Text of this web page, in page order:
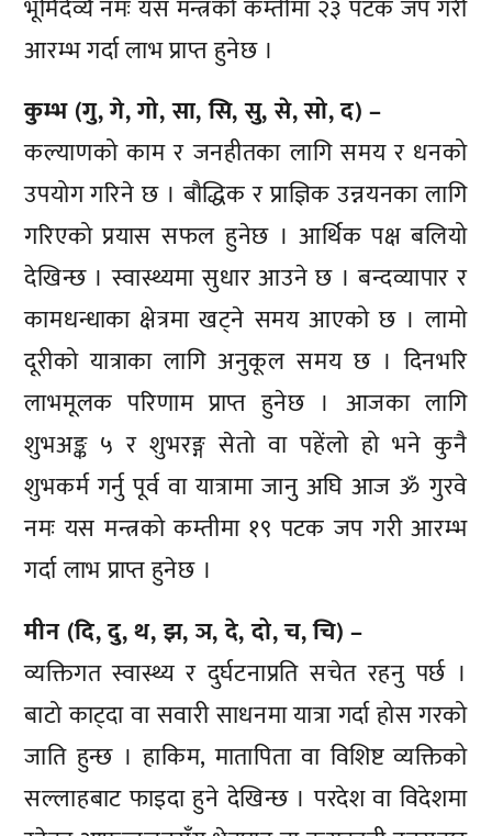
भूमिदेव्यै नमः यस मन्त्रको कम्तीमा २३ पटक जप गरी
आरम्भ गर्दा लाभ प्राप्त हुनेछ ।
कुम्भ (गु, गे, गो, सा, सि, सु, से, सो, द) –
कल्याणको काम र जनहीतका लागि समय र धनको
उपयोग गरिने छ । बौद्धिक र प्राज्ञिक उन्नयनका लागि
गरिएको प्रयास सफल हुनेछ । आर्थिक पक्ष बलियो
देखिन्छ । स्वास्थ्यमा सुधार आउने छ । बन्दव्यापार र
कामधन्धाका क्षेत्रमा खट्ने समय आएको छ । लामो
दूरीको यात्राका लागि अनुकूल समय छ । दिनभरि
लाभमूलक परिणाम प्राप्त हुनेछ । आजका लागि
शुभअङ्क ५ र शुभरङ्ग सेतो वा पहेंलो हो भने कुनै
शुभकर्म गर्नु पूर्व वा यात्रामा जानु अघि आज ॐ गुरवे
नमः यस मन्त्रको कम्तीमा १९ पटक जप गरी आरम्भ
गर्दा लाभ प्राप्त हुनेछ ।
मीन (दि, दु, थ, झ, ञ, दे, दो, च, चि) –
व्यक्तिगत स्वास्थ्य र दुर्घटनाप्रति सचेत रहनु पर्छ ।
बाटो काट्दा वा सवारी साधनमा यात्रा गर्दा होस गरको
जाति हुन्छ । हाकिम, मातापिता वा विशिष्ट व्यक्तिको
सल्लाहबाट फाइदा हुने देखिन्छ । परदेश वा विदेशमा